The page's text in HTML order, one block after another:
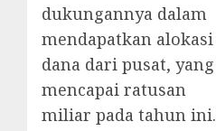
dukungannya dalam
mendapatkan alokasi
dana dari pusat, yang
mencapai ratusan
miliar pada tahun ini.